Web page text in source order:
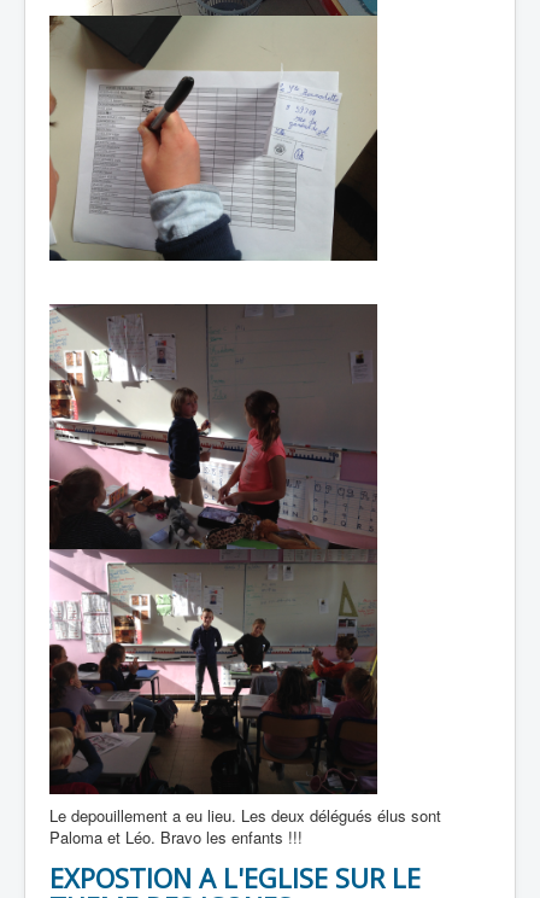
Le depouillement a eu lieu. Les deux délégués élus sont
Paloma et Léo. Bravo les enfants !!!
EXPOSTION A L'EGLISE SUR LE